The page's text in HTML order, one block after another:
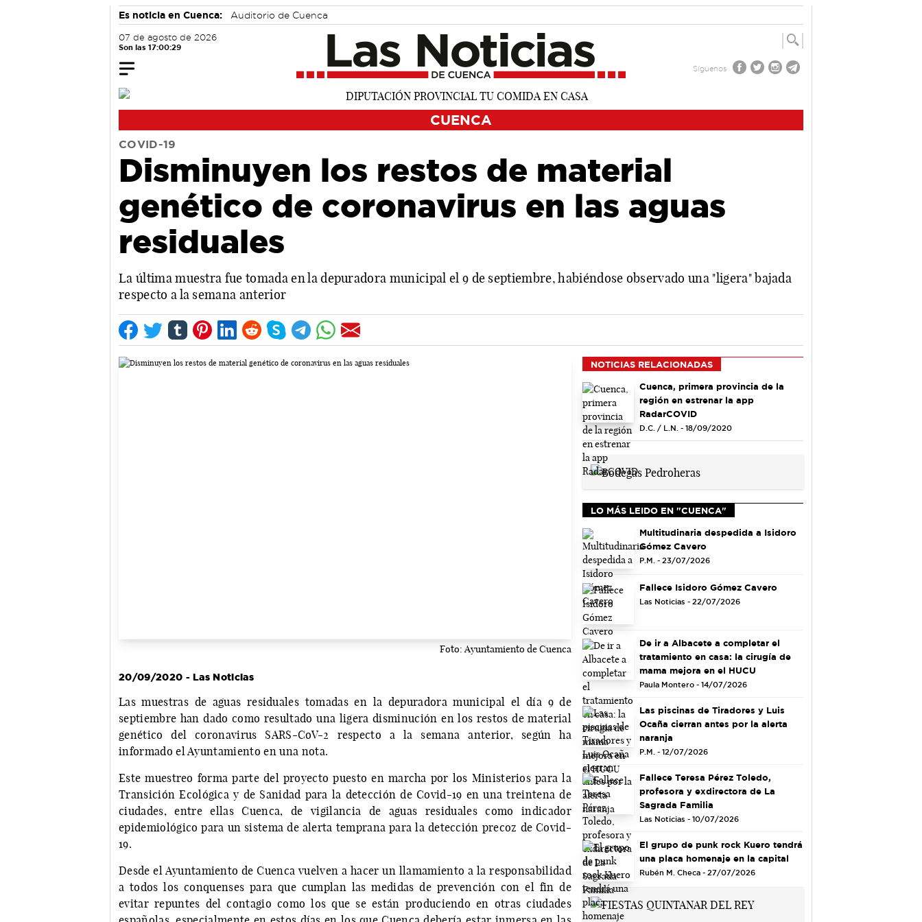
Es noticia en Cuenca: Auditorio de Cuenca
07 de agosto de 2026
Son las 17:00:30
Síguenos
CUENCA
COVID-19
Disminuyen los restos de material
genético de coronavirus en las aguas
residuales
La última muestra fue tomada en la depuradora municipal el 9 de septiembre, habiéndose observado una "ligera" bajada
respecto a la semana anterior
Foto: Ayuntamiento de Cuenca
20/09/2020 - Las Noticias
Las muestras de aguas residuales tomadas en la depuradora municipal el día 9 de
septiembre han dado como resultado una ligera disminución en los restos de material
genético del coronavirus SARS-CoV-2 respecto a la semana anterior, según ha
informado el Ayuntamiento en una nota.
Este muestreo forma parte del proyecto puesto en marcha por los Ministerios para la
Transición Ecológica y de Sanidad para la detección de Covid-19 en una treintena de
ciudades, entre ellas Cuenca, de vigilancia de aguas residuales como indicador
epidemiológico para un sistema de alerta temprana para la detección precoz de Covid-
19.
Desde el Ayuntamiento de Cuenca vuelven a hacer un llamamiento a la responsabilidad
a todos los conquenses para que cumplan las medidas de prevención con el fin de
evitar repuntes del contagio como los que se están produciendo en otras ciudades
NOTICIAS RELACIONADAS
Cuenca, primera provincia de la
región en estrenar la app
RadarCOVID
D.C. / L.N. - 18/09/2020
LO MÁS LEIDO EN "CUENCA"
Multitudinaria despedida a Isidoro
Gómez Cavero
P.M. - 23/07/2026
Fallece Isidoro Gómez Cavero
Las Noticias - 22/07/2026
De ir a Albacete a completar el
tratamiento en casa: la cirugía de
mama mejora en el HUCU
Paula Montero - 14/07/2026
Las piscinas de Tiradores y Luis
Ocaña cierran antes por la alerta
naranja
P.M. - 12/07/2026
Fallece Teresa Pérez Toledo,
profesora y exdirectora de La
Sagrada Familia
Las Noticias - 10/07/2026
El grupo de punk rock Kuero tendrá
una placa homenaje en la capital
Rubén M. Checa - 27/07/2026